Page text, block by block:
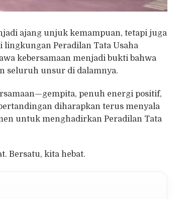
ajang unjuk kemampuan, tetapi juga
Peradilan Tata Usaha
kebersamaan menjadi bukti bahwa
seluruh unsur di dalamnya.
penuh energi positif,
diharapkan terus menyala
untuk menghadirkan Peradilan Tata
Bersatu, kita hebat.